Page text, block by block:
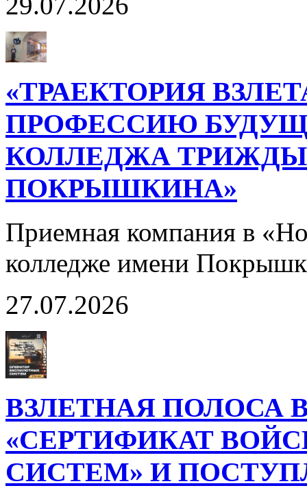
«ТРАЕКТОРИЯ
ПРОФЕССИЮ
КОЛЛЕДЖА ТРИЖДЫ
ПОКРЫШКИНА»
Приемная компания в
колледже имени
27.07.2026
ВЗЛЕТНАЯ ПОЛОСА
«СЕРТИФИКАТ
СИСТЕМ» И